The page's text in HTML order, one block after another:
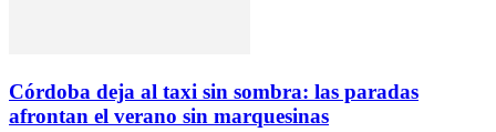
Córdoba deja al taxi sin sombra: las paradas
afrontan el verano sin marquesinas